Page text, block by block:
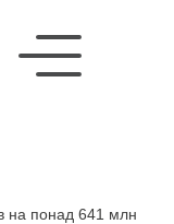
на понад 641 млн